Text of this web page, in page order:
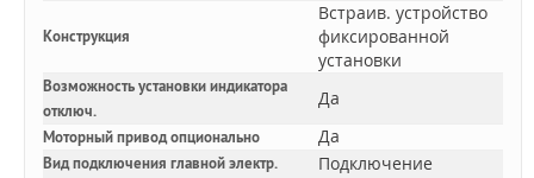
Конструкция
Встраив. устройство
фиксированной
установки
Возможность установки индикатора
отключ.
Да
Моторный привод опционально Да
Вид подключения главной электр.
Подключение